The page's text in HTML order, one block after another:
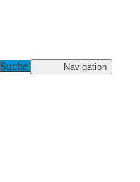
Suche Navigation